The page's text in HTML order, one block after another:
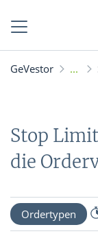
GeVestor
Stop
die
Ordertypen